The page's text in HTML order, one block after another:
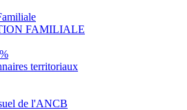
FAMILIALE
territoriaux
de l'ANCB